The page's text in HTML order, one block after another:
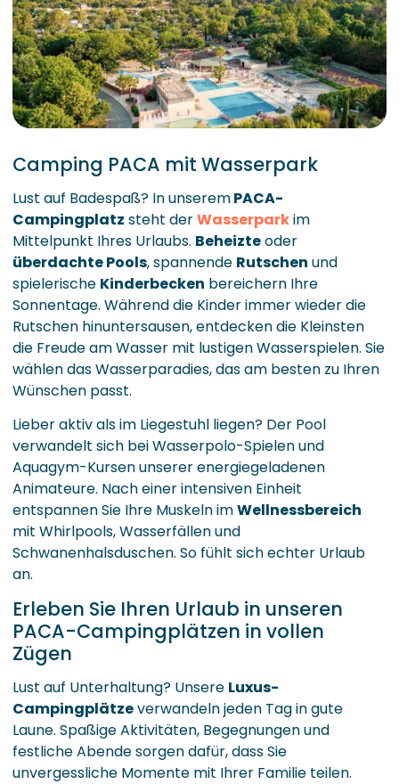
Camping PACA mit Wasserpark
Lust auf Badespaß? In unseremPACA-
Campingplatz steht derWasserparkim
Mittelpunkt Ihres Urlaubs. Beheizteoder
überdachte Pools, spannende Rutschen und
spielerische Kinderbecken bereichern Ihre
Sonnentage. Während die Kinder immer wieder die
Rutschen hinuntersausen, entdecken die Kleinsten
die Freude am Wasser mit lustigen Wasserspielen. Sie
wählen das Wasserparadies, das am besten zu Ihren
Wünschen passt.
Lieber aktiv als im Liegestuhl liegen? Der Pool
verwandelt sich bei Wasserpolo-Spielen und
Aquagym-Kursen unserer energiegeladenen
Animateure. Nach einer intensiven Einheit
entspannen Sie Ihre Muskeln imWellnessbereich
mit Whirlpools, Wasserfällen und
Schwanenhalsduschen. So fühlt sich echter Urlaub
an.
Erleben Sie Ihren Urlaub in unseren
PACA-Campingplätzen in vollen
Zügen
Lust auf Unterhaltung? Unsere Luxus-
Campingplätzeverwandeln jeden Tag in gute
Laune. Spaßige Aktivitäten, Begegnungen und
festliche Abende sorgen dafür, dass Sie
unvergessliche Momente mit Ihrer Familie teilen.